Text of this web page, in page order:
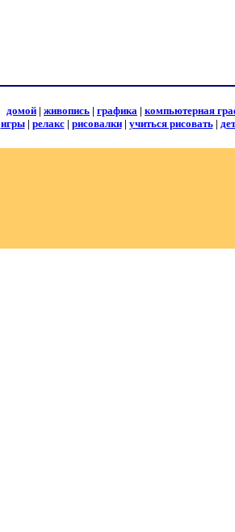
домой | живопись | графика | компьютерная
игры| релакс| рисовалки| учиться рисовать|